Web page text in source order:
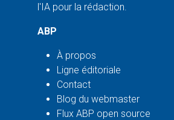
l'IA pour la rédaction.
ABP
À propos
Ligne éditoriale
Contact
Blog du webmaster
Flux ABP open source